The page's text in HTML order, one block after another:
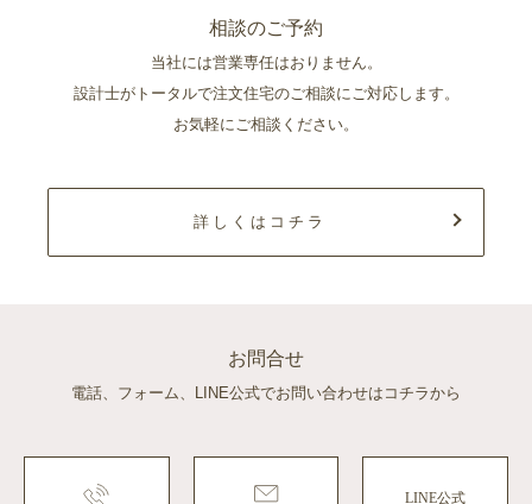
相談のご予約
当社には営業専任はおりません。
設計士がトータルで注文住宅のご相談にご対応します。
お気軽にご相談ください。
詳しくはコチラ
お問合せ
電話、フォーム、LINE公式でお問い合わせはコチラから
LINE公式